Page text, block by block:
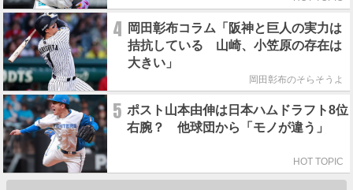
4
岡田彰布コラム「阪神と巨人の実力は
拮抗している 山崎、小笠原の存在は
大きい」
岡田彰布のそらそうよ
5 ポスト山本由伸は日本ハムドラフト8位
右腕？ 他球団から「モノが違う」
HOT TOPIC